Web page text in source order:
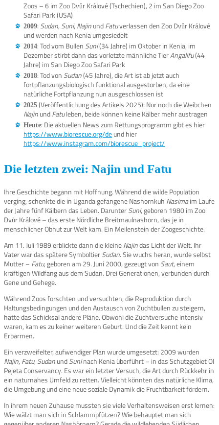
Zoos – 6 im Zoo Dvůr Králové (Tschechien), 2 im San Diego Zoo
Safari Park (USA)
2009:Sudan,Suni,NajinundFatuverlassen den Zoo Dvůr Králové
und werden nach Kenia umgesiedelt
2014: Tod vom BullenSuni(34 Jahre) im Oktober in Kenia, im
Dezember stirbt dann das vorletzte männliche TierAngalifu(44
Jahre) im San Diego Zoo Safari Park
2018: Tod vonSudan(45 Jahre), die Art ist ab jetzt auch
fortpflanzungsbiologisch funktional ausgestorben, da eine
natürliche Fortpflanzung nun ausgeschlossen ist
2025 (Veröffentlichung des Artikels 2025): Nur noch die Weibchen
NajinundFatuleben, beide können keine Kälber mehr austragen
Heute: Die aktuellen News zum Rettungsprogramm gibt es hier
https://www.biorescue.org/deund hier
https://www.instagram.com/biorescue_project/
Die letzten zwei: Najin und Fatu
Ihre Geschichte begann mit Hoffnung. Während die wilde Population
verging, schenkte die in Uganda gefangene NashornkuhNasimaim Laufe
der Jahre fünf Kälbern das Leben. DarunterSuni, geboren 1980 im Zoo
Dvůr Králové – das erste Nördliche Breitmaulnashorn, das je in
menschlicher Obhut zur Welt kam. Ein Meilenstein der Zoogeschichte.
Am 11. Juli 1989 erblickte dann die kleineNajindas Licht der Welt. Ihr
Vater war das spätere SymboltierSudan. Sie wuchs heran, wurde selbst
Mutter –Fatu, geboren am 29. Juni 2000, gezeugt vonSaut, einem
kräftigen Wildfang aus dem Sudan. Drei Generationen, verbunden durch
Gene und Gehege.
Während Zoos forschten und versuchten, die Reproduktion durch
Haltungsbedingungen und den Austausch von Zuchtbullen zu steigern,
hatte das Schicksal andere Pläne. Obwohl die Zuchtversuche intensiv
waren, kam es zu keiner weiteren Geburt. Und die Zeit kennt kein
Erbarmen.
Ein verzweifelter, aufwendiger Plan wurde umgesetzt: 2009 wurden
Najin,Fatu,SudanundSuninach Kenia überführt – in das Schutzgebiet Ol
Pejeta Conservancy. Es war ein letzter Versuch, die Art durch Rückkehr in
ein naturnahes Umfeld zu retten. Vielleicht könnten das natürliche Klima,
die Umgebung und eine neue soziale Dynamik die Fruchtbarkeit fördern.
In ihrem neuen Zuhause mussten sie viele Verhaltensweisen erst lernen:
Wie wälzt man sich in Schlammpfützen? Wie behauptet man sich